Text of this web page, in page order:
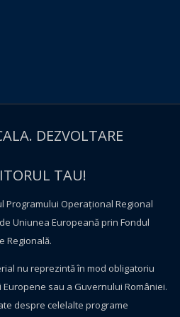
DEZVOLTARE
TAU!
Programului Operațional Regional
Uniunea Europeană prin Fondul
Regională.
nu reprezintă în mod obligatoriu
sau a Guvernului României.
despre celelalte programe